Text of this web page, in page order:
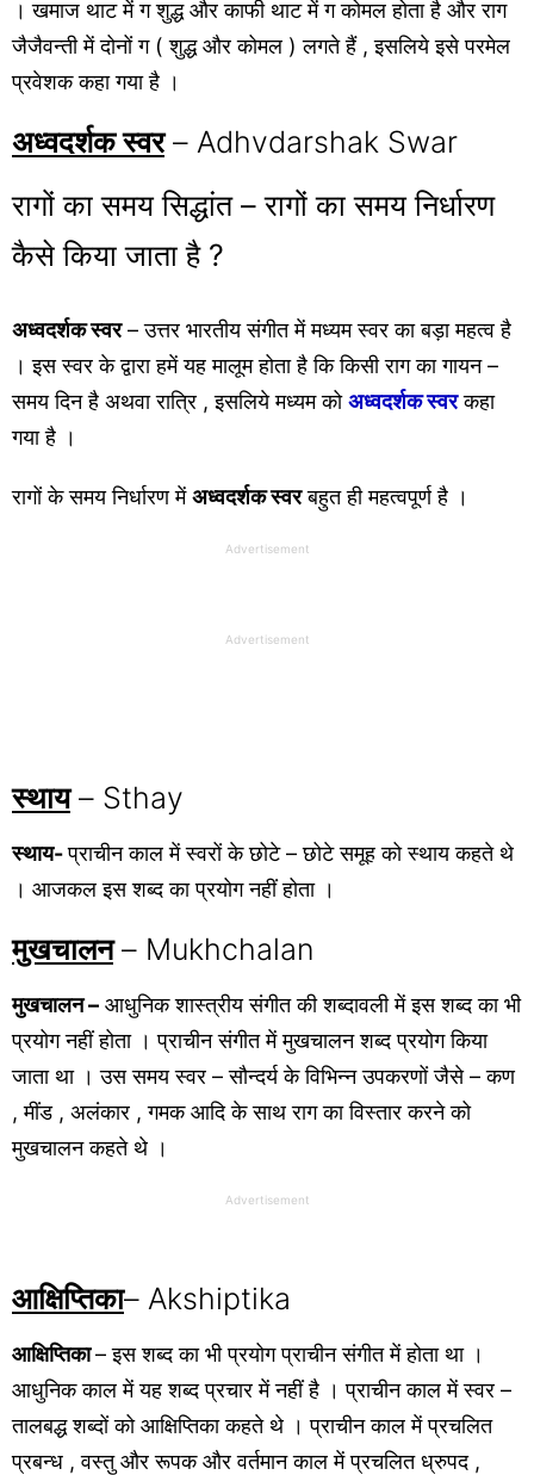
। खमाज थाट में ग शुद्ध और काफी थाट में ग कोमल होता है और राग
जैजैवन्ती में दोनों ग ( शुद्ध और कोमल ) लगते हैं , इसलिये इसे परमेल
प्रवेशक कहा गया है ।
अध्वदर्शक स्वर– Adhvdarshak Swar
रागों का समय सिद्धांत – रागों का समय निर्धारण
कैसे किया जाता है ?
अध्वदर्शक स्वर– उत्तर भारतीय संगीत में मध्यम स्वर का बड़ा महत्व है
। इस स्वर के द्वारा हमें यह मालूम होता है कि किसी राग का गायन –
समय दिन है अथवा रात्रि , इसलिये मध्यम कोअध्वदर्शक स्वरकहा
गया है ।
रागों के समय निर्धारण मेंअध्वदर्शक स्वरबहुत ही महत्वपूर्ण है ।
Advertisement
Advertisement
स्थाय– Sthay
स्थाय-प्राचीन काल में स्वरों के छोटे – छोटे समूह को स्थाय कहते थे
। आजकल इस शब्द का प्रयोग नहीं होता ।
मुखचालन– Mukhchalan
मुखचालन – आधुनिक शास्त्रीय संगीत की शब्दावली में इस शब्द का भी
प्रयोग नहीं होता । प्राचीन संगीत में मुखचालन शब्द प्रयोग किया
जाता था । उस समय स्वर – सौन्दर्य के विभिन्न उपकरणों जैसे – कण
, मींड , अलंकार , गमक आदि के साथ राग का विस्तार करने को
मुखचालन कहते थे ।
Advertisement
आक्षिप्तिका– Akshiptika
आक्षिप्तिका– इस शब्द का भी प्रयोग प्राचीन संगीत में होता था ।
आधुनिक काल में यह शब्द प्रचार में नहीं है । प्राचीन काल में स्वर –
तालबद्ध शब्दों को आक्षिप्तिका कहते थे । प्राचीन काल में प्रचलित
प्रबन्ध , वस्तु और रूपक और वर्तमान काल में प्रचलित ध्रुपद ,